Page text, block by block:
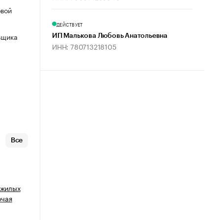
Все
ДЕЙСТВУЕТ
ИП Малькова Любовь Анатольевна
ИНН: 780713218105